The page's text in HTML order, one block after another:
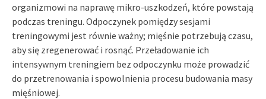
organizmowi na naprawę mikro-uszkodzeń, które powstają
podczas treningu. Odpoczynek pomiędzy sesjami
treningowymi jest równie ważny; mięśnie potrzebują czasu,
aby się zregenerować i rosnąć. Przeładowanie ich
intensywnym treningiem bez odpoczynku może prowadzić
do przetrenowania i spowolnienia procesu budowania masy
mięśniowej.